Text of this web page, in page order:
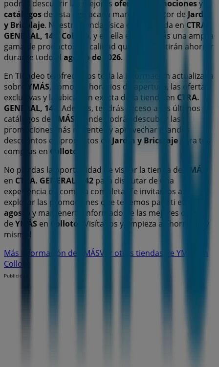
podrás descubrir las mejores ofertas promocionesy
catálogos de esta destacada marca del sector de Jardín
y Bricolaje. Nuestra tienda física está ubicada en CTRA.
GENERAL, 142
Colloto , y en ella encontrarás una amplia
gama de productos de calidad que te permitirán ahorrar
durante todo el agosto de 2026.
En Tiendeo te ofrecemos toda la información actualizada
sobre
YMÁS, como los horarios de apertura, las ofertas
exclusivas y la ubicación exacta de la tienda en CTRA.
GENERAL, 142
. Además, tendrás acceso a los últimos
catálogos de
YMÁS , donde podrás descubrir las
promociones más recientes y aprovechar grandes
descuentos en productos de Jardín y Bricolaje para tus
compras en Colloto
No pierdas la oportunidad de visitar la tienda de
YMÁS
en CTRA. GENERAL, 142 para disfrutar de una
experiencia de compra completa. Te invitamos a
explorar las promociones que tenemos para ti este
agosto
y mantenerte informado de las mejores ofertas
de YMÁS en Colloto
. ¡Visítanos y empieza a ahorrar hoy
mismo!
Más información de YMÁSVer otras tiendas de YMÁS en
Colloto
Publicidad